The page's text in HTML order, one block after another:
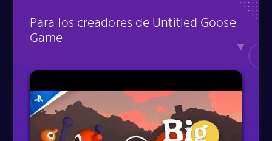
Para los creadores de Untitled Goose
Game